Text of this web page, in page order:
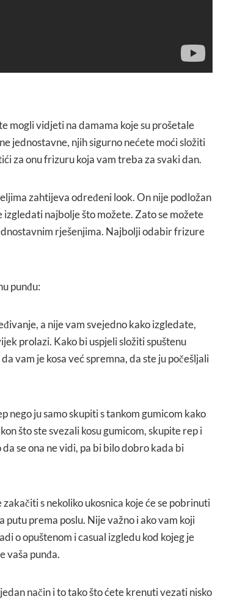
mogli vidjeti na damama koje su prošetale
jednostavne, njih sigurno nećete moći složiti
za onu frizuru koja vam treba za svaki dan.
zahtijeva određeni look. On nije podložan
najbolje što možete. Zato se možete
rješenjima. Najbolji odabir frizure
punđu:
a nije vam svejedno kako izgledate,
prolazi. Kako bi uspjeli složiti spuštenu
vam je kosa već spremna, da ste ju počešljali
nego ju samo skupiti s tankom gumicom kako
što ste svezali kosu gumicom, skupite rep i
se ona ne vidi, pa bi bilo dobro kada bi
s nekoliko ukosnica koje će se pobrinuti
putu prema poslu. Nije važno i ako vam koji
o opuštenom i casual izgledu kod kojeg je
vaša punđa.
način i to tako što ćete krenuti vezati nisko